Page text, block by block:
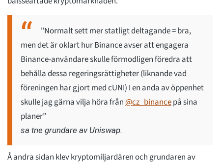
"Normalt sett mer statligt deltagande = bra,
men det är oklart hur Binance avser att engagera
Binance-användare skulle förmodligen föredra att
behålla dessa regeringsrättigheter (liknande vad
föreningen har gjort med cUNI) I en anda av öppenhet
skulle jag gärna vilja höra från@cz_binancepå sina
planer”
sa tne grundare av Uniswap.
Å andra sidan klev kryptomiljardären och grundaren av